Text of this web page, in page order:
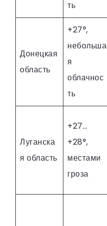
ть
Донецкая
область
+27°,
небольша
я
облачнос
ть
Луганска
я область
+27…
+28°,
местами
гроза